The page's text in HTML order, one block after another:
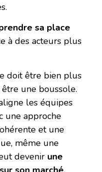
sa place
à des acteurs plus
doit être bien plus
une boussole.
les équipes
une approche
et une
même une
devenir une